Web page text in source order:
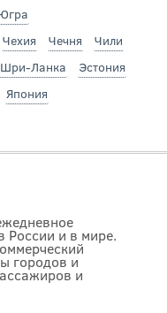
Чехия Чечня
Чили
Шри-Ланка
Эстония
Япония
России и в мире.
городов и
и